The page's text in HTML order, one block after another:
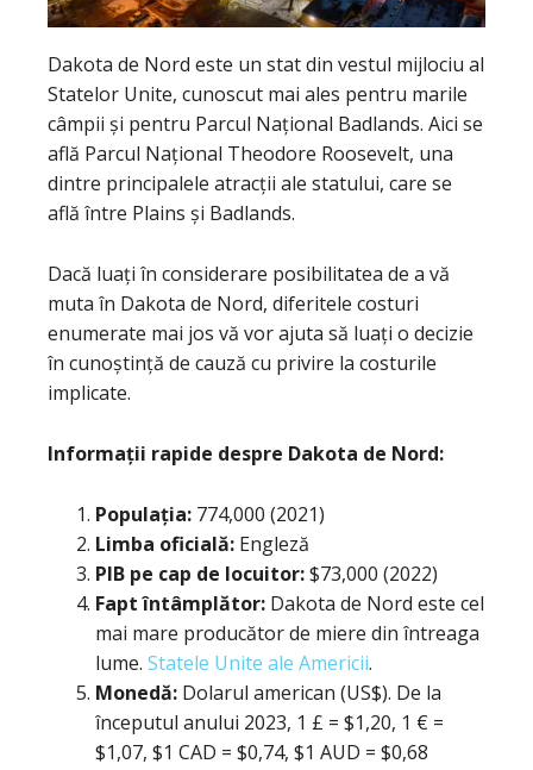
Dakota de Nord este un stat din vestul mijlociu al
Statelor Unite, cunoscut mai ales pentru marile
câmpii și pentru Parcul Național Badlands. Aici se
află Parcul Național Theodore Roosevelt, una
dintre principalele atracții ale statului, care se
află între Plains și Badlands.
Dacă luați în considerare posibilitatea de a vă
muta în Dakota de Nord, diferitele costuri
enumerate mai jos vă vor ajuta să luați o decizie
în cunoștință de cauză cu privire la costurile
implicate.
Informații rapide despre Dakota de Nord:
Populația: 774,000 (2021)
Limba oficială: Engleză
PIB pe cap de locuitor:$73,000 (2022)
Fapt întâmplător: Dakota de Nord este cel
mai mare producător de miere din întreaga
lume. Statele Unite ale Americii.
Monedă: Dolarul american (US$). De la
începutul anului 2023, 1 £ = $1,20, 1 € =
$1,07, $1 CAD = $0,74, $1 AUD = $0,68